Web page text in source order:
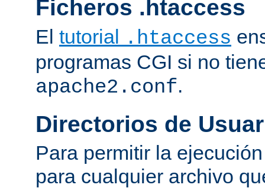
Ficheros .htaccess
El tutorial .htaccess
programas CGI si no
apache2.conf.
Directorios de
Para permitir la
para cualquier archivo